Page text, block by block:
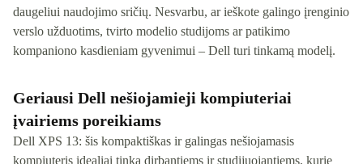
daugeliui naudojimo sričių. Nesvarbu, ar ieškote galingo įrenginio
verslo užduotims, tvirto modelio studijoms ar patikimo
kompaniono kasdieniam gyvenimui – Dell turi tinkamą modelį.
Geriausi Dell nešiojamieji kompiuteriai
įvairiems poreikiams
Dell XPS 13: šis kompaktiškas ir galingas nešiojamasis
kompiuteris idealiai tinka dirbantiems ir studijuojantiems, kurie